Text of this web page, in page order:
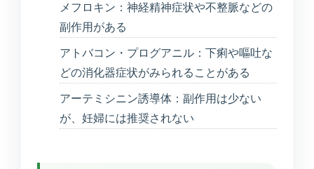
メフロキン：神経精神症状や不整脈などの
副作用がある
アトバコン・プログアニル：下痢や嘔吐な
どの消化器症状がみられることがある
アーテミシニン誘導体：副作用は少ない
が、妊婦には推奨されない